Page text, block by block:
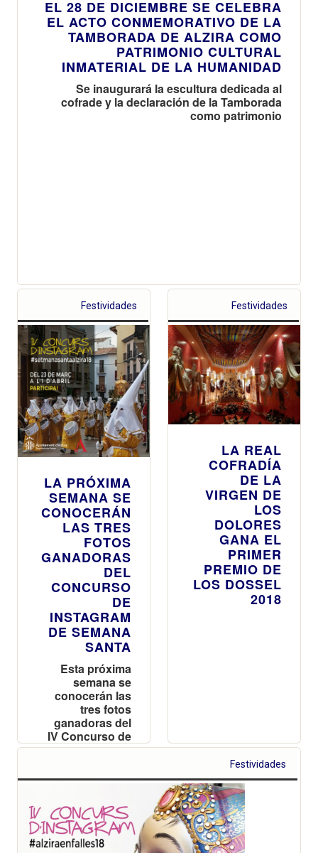
EL 28 DE DICIEMBRE SE CELEBRA
EL ACTO CONMEMORATIVO DE LA
TAMBORADA DE ALZIRA COMO
PATRIMONIO CULTURAL
INMATERIAL DE LA HUMANIDAD
Se inaugurará la escultura dedicada al
cofrade y la declaración de la Tamborada
como patrimonio
Festividades
LA PRÓXIMA
SEMANA SE
CONOCERÁN
LAS TRES
FOTOS
GANADORAS
DEL
CONCURSO
DE
INSTAGRAM
DE SEMANA
SANTA
Esta próxima
semana se
conocerán las
tres fotos
ganadoras del
IV Concurso de
Instagram de
Festividades
LA REAL
COFRADÍA
DE LA
VIRGEN DE
LOS
DOLORES
GANA EL
PRIMER
PREMIO DE
LOS DOSSEL
2018
Festividades